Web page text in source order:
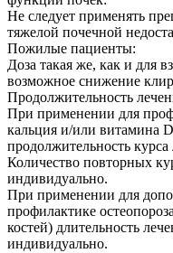
Не следует применять
тяжелой почечной
Пожилые пациенты:
Доза такая же, как и для
возможное снижение
Продолжительность
При применении для
кальция и/или витамина
продолжительность
Количество повторных
индивидуально.
При применении для
профилактике
костей) длительность
индивидуально.